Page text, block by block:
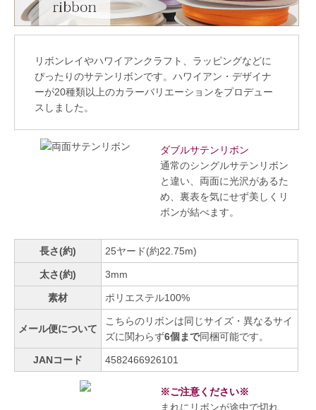
リボンレイやハワイアンクラフト、ラッピングなどに
ぴったりのサテンリボンです。ハワイアン・デザイナ
ーが20種類以上のカラーバリエーションをプロデュー
スしました。
ダブルサテンリボン
通常のシングルサテンリボン
と違い、両面に光沢があるた
め、裏表を気にせず美しくリ
ボンが結べます。
長さ(約) 25ヤード(約22.75m)
太さ(約) 3mm
素材 ポリエステル100%
メール便について
こちらのリボンは同じサイズ・異なるサイ
ズに関わらず6個まで同梱可能です。
JANコード 4582466926101
※ご注意ください※
まれにリボンが途中で切れ、